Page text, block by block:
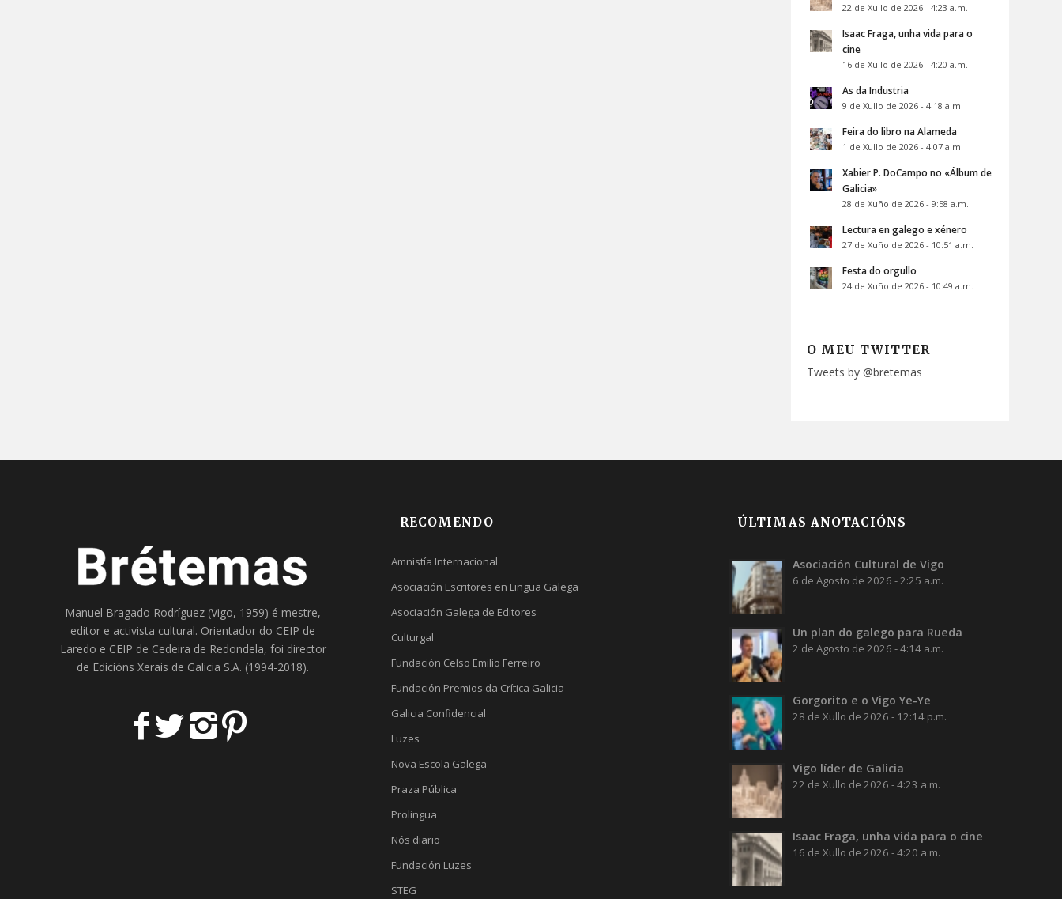
22 de Xullo de 2026 - 4:23 a.m.
Isaac Fraga, unha vida para o
cine
16 de Xullo de 2026 - 4:20 a.m.
As da Industria
9 de Xullo de 2026 - 4:18 a.m.
Feira do libro na Alameda
1 de Xullo de 2026 - 4:07 a.m.
Xabier P. DoCampo no «Álbum de
Galicia»
28 de Xuño de 2026 - 9:58 a.m.
Lectura en galego e xénero
27 de Xuño de 2026 - 10:51 a.m.
Festa do orgullo
24 de Xuño de 2026 - 10:49 a.m.
O MEU TWITTER
Tweets by @bretemas
Manuel Bragado Rodríguez (Vigo, 1959) é mestre,
editor e activista cultural. Orientador do CEIP de
Laredo e CEIP de Cedeira de Redondela, foi director
de Edicións Xerais de Galicia S.A. (1994-2018).
RECOMENDO
Amnistía Internacional
Asociación Escritores en Lingua Galega
Asociación Galega de Editores
Culturgal
Fundación Celso Emilio Ferreiro
Fundación Premios da Crítica Galicia
Galicia Confidencial
Luzes
Nova Escola Galega
Praza Pública
Prolingua
Nós diario
Fundación Luzes
STEG
ÚLTIMAS ANOTACIÓNS
Asociación Cultural de Vigo
6 de Agosto de 2026 - 2:25 a.m.
Un plan do galego para Rueda
2 de Agosto de 2026 - 4:14 a.m.
Gorgorito e o Vigo Ye-Ye
28 de Xullo de 2026 - 12:14 p.m.
Vigo líder de Galicia
22 de Xullo de 2026 - 4:23 a.m.
Isaac Fraga, unha vida para o cine
16 de Xullo de 2026 - 4:20 a.m.